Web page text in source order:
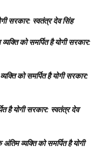
सरकार: स्वतंत्र देव सिंह
को समर्पित है योगी सरकार:
को समर्पित है योगी सरकार:
है योगी सरकार: स्वतंत्र देव
व्यक्ति को समर्पित है योगी